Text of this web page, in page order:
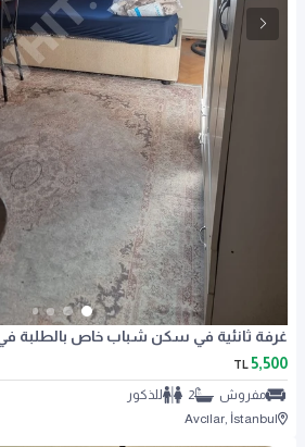
غرفة ثانئية في سكن شباب خاص بالطلبة
5,500
TL
مفروش 2
للذكور
Avcılar, İstanbul